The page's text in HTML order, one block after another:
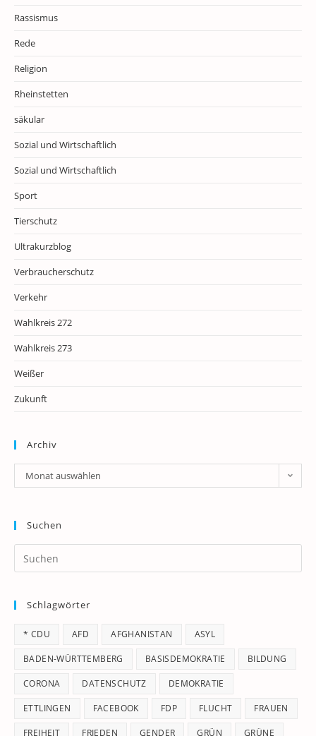
Rassismus
Rede
Religion
Rheinstetten
säkular
Sozial und Wirtschaftlich
Sozial und Wirtschaftlich
Sport
Tierschutz
Ultrakurzblog
Verbraucherschutz
Verkehr
Wahlkreis 272
Wahlkreis 273
Weißer
Zukunft
Archiv
Archiv
Monat auswählen
Suchen
Schlagwörter
* CDU AFD AFGHANISTAN ASYL
BADEN-WÜRTTEMBERG BASISDEMOKRATIE BILDUNG
CORONA DATENSCHUTZ DEMOKRATIE
ETTLINGEN FACEBOOK FDP FLUCHT FRAUEN
FREIHEIT FRIEDEN GENDER GRÜN GRÜNE